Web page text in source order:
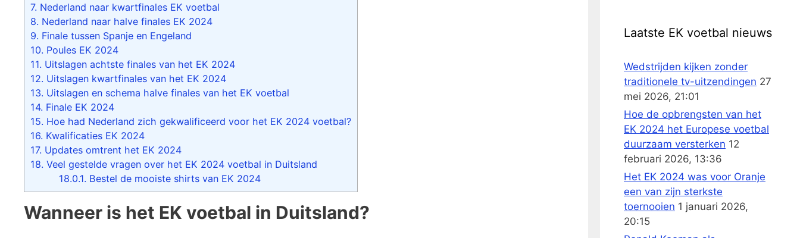
7. Nederland naar kwartfinales EK voetbal
8. Nederland naar halve finales EK 2024
9. Finale tussen Spanje en Engeland
10. Poules EK 2024
11. Uitslagen achtste finales van het EK 2024
12. Uitslagen kwartfinales van het EK 2024
13. Uitslagen en schema halve finales van het EK voetbal
14. Finale EK 2024
15. Hoe had Nederland zich gekwalificeerd voor het EK 2024 voetbal?
16. Kwalificaties EK 2024
17. Updates omtrent het EK 2024
18. Veel gestelde vragen over het EK 2024 voetbal in Duitsland
18.0.1. Bestel de mooiste shirts van EK 2024
Wanneer is het EK voetbal in Duitsland?
Laatste EK voetbal nieuws
Wedstrijden kijken zonder
traditionele tv-uitzendingen 27
mei 2026, 21:01
Hoe de opbrengsten van het
EK 2024 het Europese voetbal
duurzaam versterken 12
februari 2026, 13:36
Het EK 2024 was voor Oranje
een van zijn sterkste
toernooien 1 januari 2026,
20:15